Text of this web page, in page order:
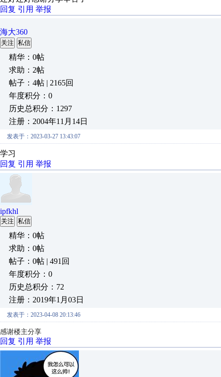
回复 引用 举报
海大360
关注 私信
精华：0帖
求助：2帖
帖子：4帖 | 2165回
年度积分：0
历史总积分：1297
注册：2004年11月14日
发表于：2023-03-27 13:43:07
学习
回复 引用 举报
ipfkhl
关注 私信
精华：0帖
求助：0帖
帖子：0帖 | 491回
年度积分：0
历史总积分：72
注册：2019年1月03日
发表于：2023-04-08 20:13:46
感谢楼主分享
回复 引用 举报